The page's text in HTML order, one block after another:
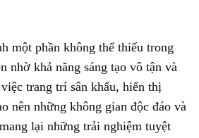
một phần không thể thiếu trong
nhờ khả năng sáng tạo vô tận và
trang trí sân khấu, hiển thị
nên những không gian độc đáo và
lại những trải nghiệm tuyệt